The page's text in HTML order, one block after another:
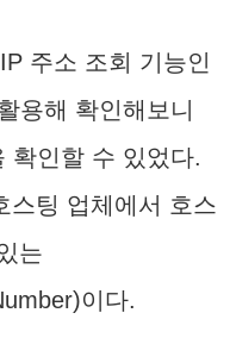
주소 조회 기능인
용해 확인해보니
확인할 수 있었다.
스팅 업체에서 호스
는
이다.